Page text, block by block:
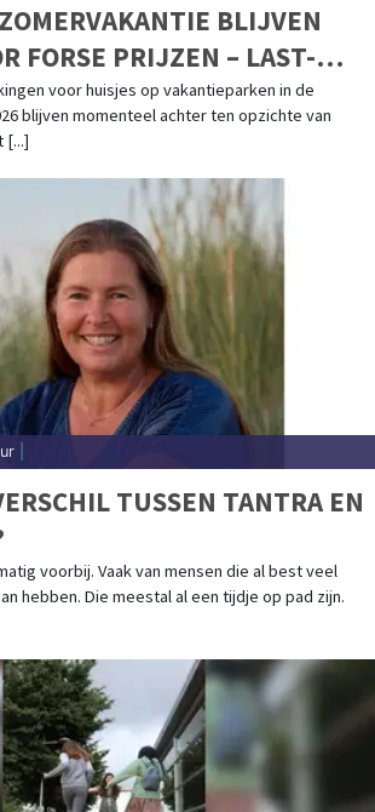
BLIJVEN
FORSE PRIJZEN – LAST-
VERWACHT
voor huisjes op vakantieparken in de
blijven momenteel achter ten opzichte van
[...]
TUSSEN TANTRA EN
voorbij. Vaak van mensen die al best veel
hebben. Die meestal al een tijdje op pad zijn.